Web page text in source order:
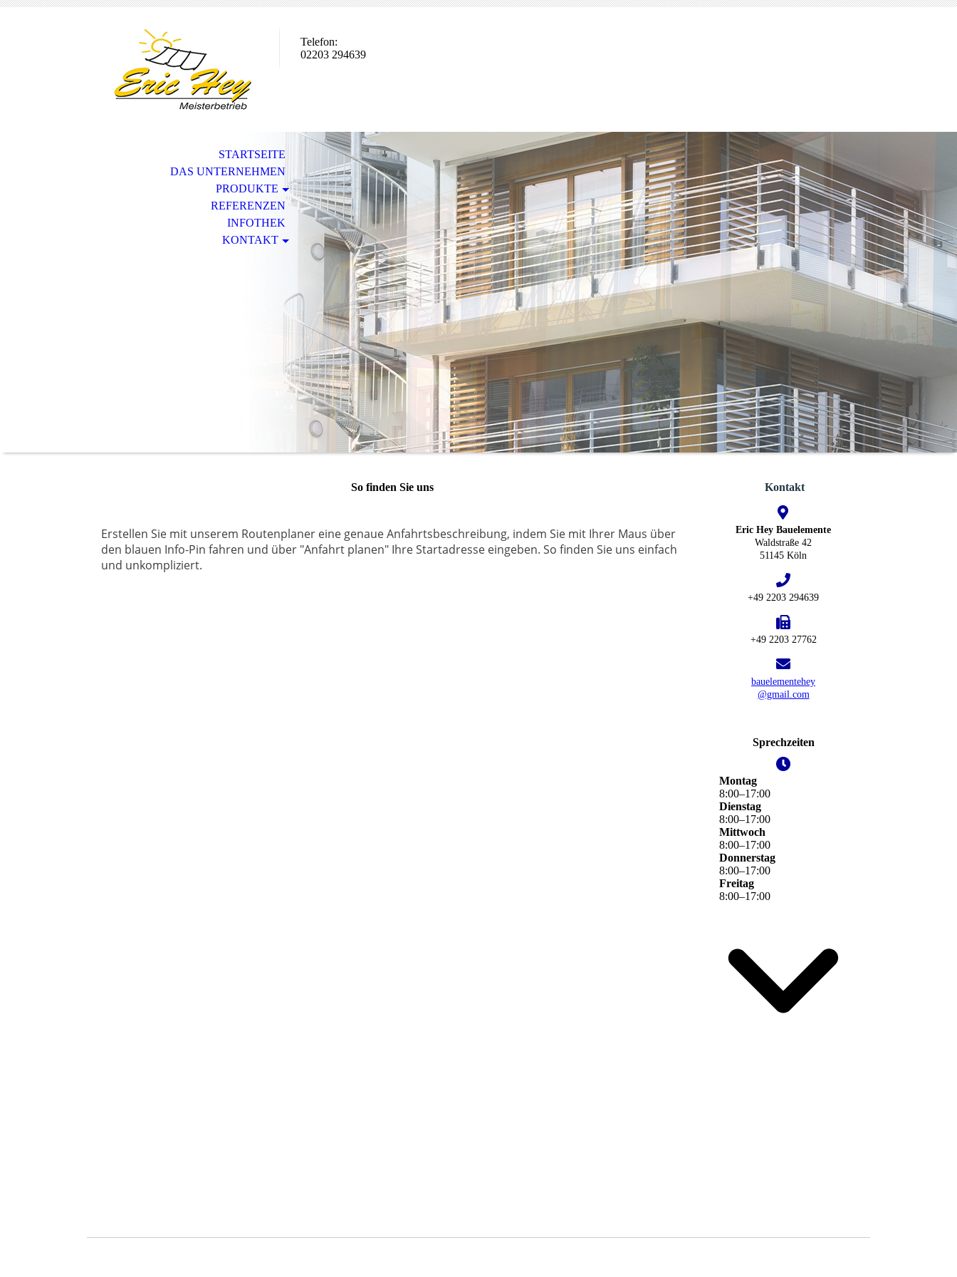
Telefon:
02203 294639
STARTSEITE
DAS UNTERNEHMEN
PRODUKTE
REFERENZEN
INFOTHEK
KONTAKT
So finden Sie uns
Erstellen Sie mit unserem Routenplaner eine genaue Anfahrtsbeschreibung, indem Sie mit Ihrer Maus über
den blauen Info-Pin fahren und über "Anfahrt planen" Ihre Startadresse eingeben. So finden Sie uns einfach
und unkompliziert.
Kontakt
Eric Hey Bauelemente
Waldstraße 42
51145 Köln
+49 2203 294639
+49 2203 27762
bauelementehey
@gmail.com
Sprechzeiten
Montag
8:00–17:00
Dienstag
8:00–17:00
Mittwoch
8:00–17:00
Donnerstag
8:00–17:00
Freitag
8:00–17:00